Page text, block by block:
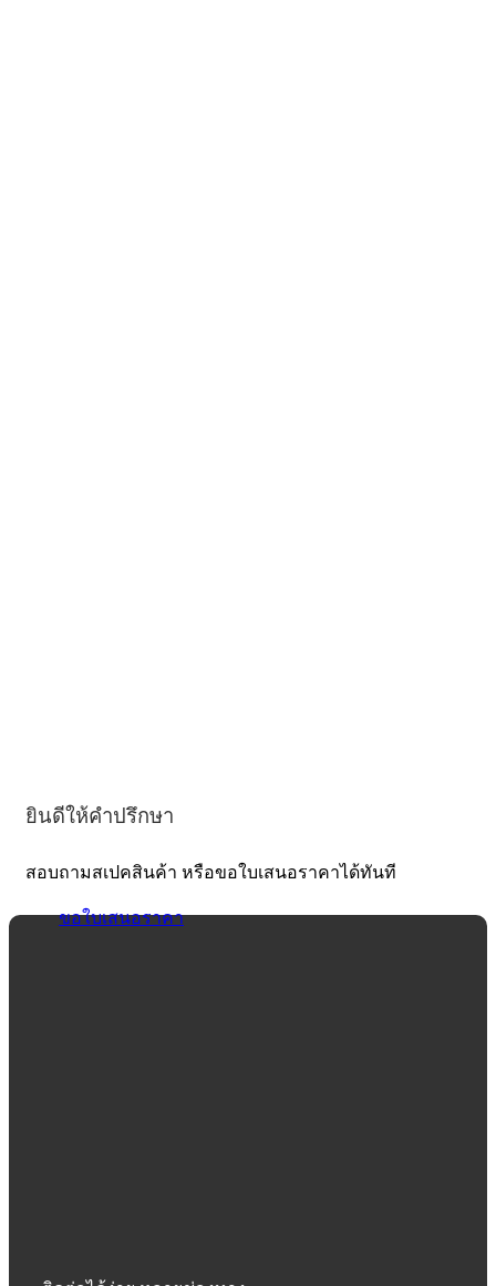
ยินดีให้คำปรึกษา
สอบถามสเปคสินค้า หรือขอใบเสนอราคาได้ทันที
ขอใบเสนอราคา